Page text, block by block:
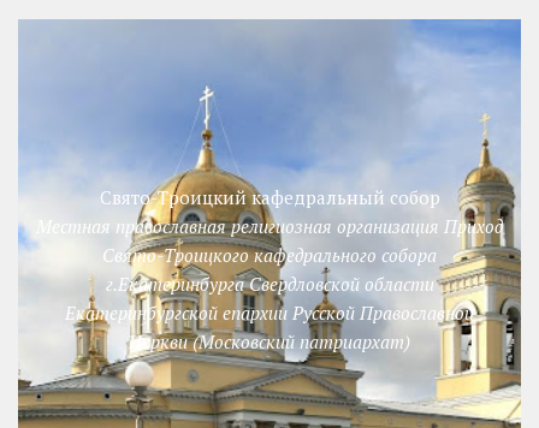
Свято-Троицкий кафедральный собор
Местная православная религиозная организация Приход
Свято-Троицкого кафедрального собора
г.Екатеринбурга Свердловской области
Екатеринбургской епархии Русской Православной
Церкви (Московский патриархат)